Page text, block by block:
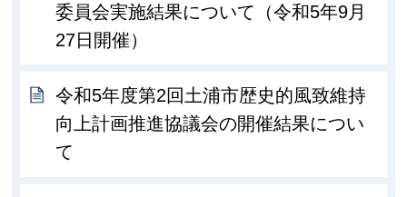
委員会実施結果について（令和5年9月
27日開催）
令和5年度第2回土浦市歴史的風致維持
向上計画推進協議会の開催結果につい
て